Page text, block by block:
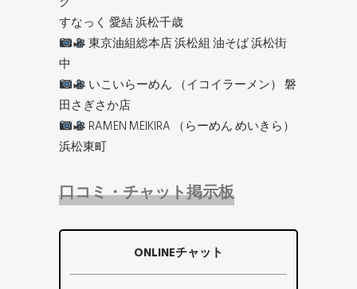
すなっく 愛結 浜松千歳
東京油組総本店 浜松組 油そば 浜松街
中
いこいらーめん （イコイラーメン） 磐
田さぎさか店
RAMEN MEIKIRA （らーめん めいきら）
浜松東町
口コミ・チャット掲示板
ONLINEチャット